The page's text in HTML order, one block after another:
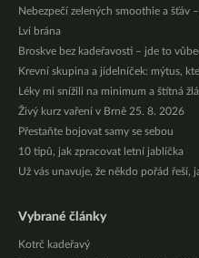
Nebezpečí zelených smoothie a šťáv
Lví brána
Broskve bez kadeřavosti – jde to
Krevní skupina a jídelníček: mýtus,
Léky mi snížili na minimum a štítná
Živý kurz vaření v Brně 25. 8. 2026
Přestaňte bojovat samy se sebou
10 tipů, jak zpracovat letní jablíčka
Už vás unavuje, že někdo pořád řeší,
Vybrané články
Kotrč kadeřavý